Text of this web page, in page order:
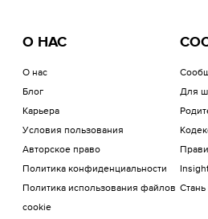
О НАС
О нас
Блог
Карьера
Условия пользования
Авторское право
Политика конфиденциальности
Политика использования файлов
cookie
Для